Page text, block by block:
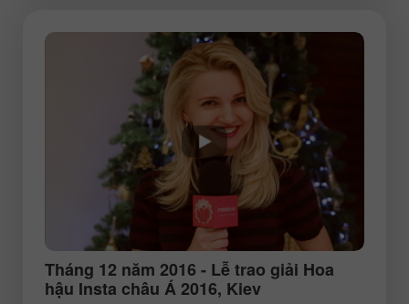
Tháng 12 năm 2016 - Lễ trao giải Hoa
hậu Insta châu Á 2016, Kiev